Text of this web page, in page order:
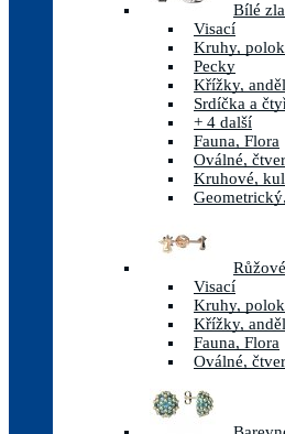
Bílé
Visací
Kruhy,
Pecky
Křížky,
Srdíčka a
+ 4 další
Fauna, Flora
Oválné,
Kruhové,
Visací
Kruhy,
Křížky,
Fauna, Flora
Oválné,